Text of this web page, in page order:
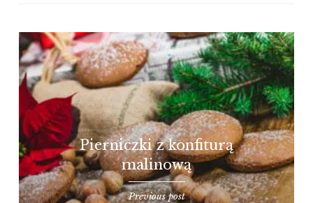
Pierniczki z konfiturą
malinową
Previous post